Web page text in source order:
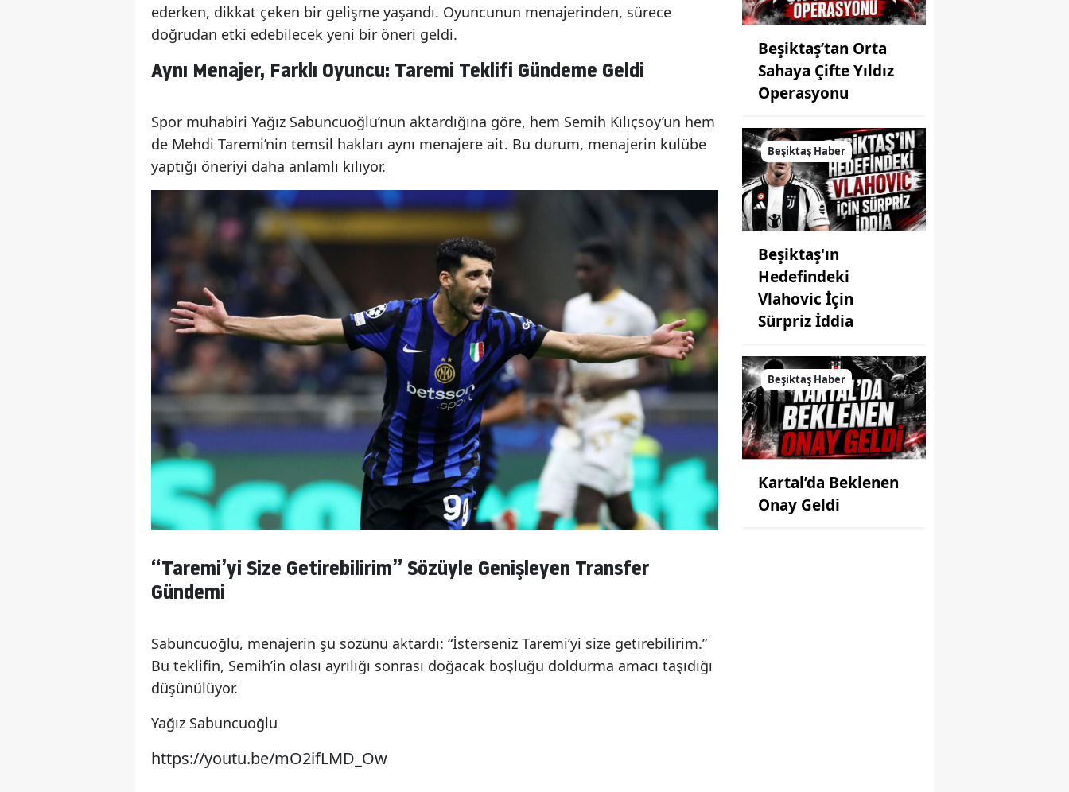
ederken, dikkat çeken bir gelişme yaşandı. Oyuncunun menajerinden, sürece
doğrudan etki edebilecek yeni bir öneri geldi.
Aynı Menajer, Farklı Oyuncu: Taremi Teklifi Gündeme Geldi
Spor muhabiri Yağız Sabuncuoğlu’nun aktardığına göre, hem Semih Kılıçsoy’un hem
de Mehdi Taremi’nin temsil hakları aynı menajere ait. Bu durum, menajerin kulübe
yaptığı öneriyi daha anlamlı kılıyor.
“Taremi’yi Size Getirebilirim” Sözüyle Genişleyen Transfer
Gündemi
Sabuncuoğlu, menajerin şu sözünü aktardı: “İsterseniz Taremi’yi size getirebilirim.”
Bu teklifin, Semih’in olası ayrılığı sonrası doğacak boşluğu doldurma amacı taşıdığı
düşünülüyor.
Yağız Sabuncuoğlu
https://youtu.be/mO2ifLMD_Ow
Beşiktaş’tan Orta
Sahaya Çifte Yıldız
Operasyonu
Beşiktaş Haber
Beşiktaş'ın
Hedefindeki
Vlahovic İçin
Sürpriz İddia
Beşiktaş Haber
Kartal’da Beklenen
Onay Geldi